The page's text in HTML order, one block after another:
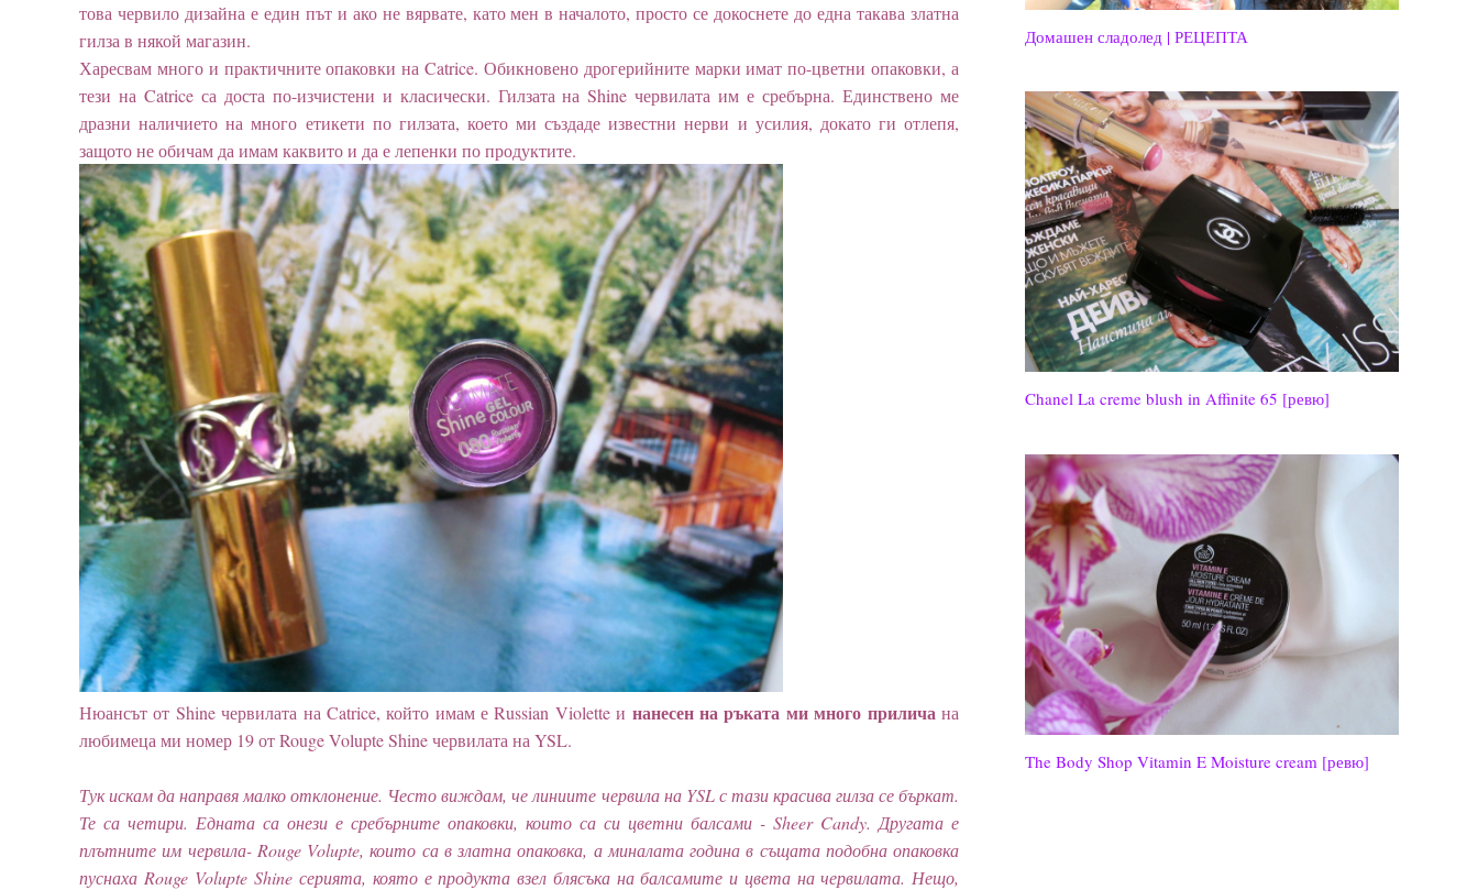
това червило дизайна е един път и ако не вярвате, като мен в началото, просто се докоснете до една такава златна
гилза в някой магазин.
Харесвам много и практичните опаковки на Catrice. Обикновено дрогерийните марки имат по-цветни опаковки, а
тези на Catrice са доста по-изчистени и класически. Гилзата на Shine червилата им е сребърна. Единствено ме
дразни наличието на много етикети по гилзата, което ми създаде известни нерви и усилия, докато ги отлепя,
защото не обичам да имам каквито и да е лепенки по продуктите.
Нюансът от Shine червилата на Catrice, който имам е Russian Violette и нанесен на ръката ми много прилича на
любимеца ми номер 19 от Rouge Volupte Shine червилата на YSL.
Тук искам да направя малко отклонение. Често виждам, че линиите червила на YSL с тази красива гилза се бъркат.
Те са четири. Едната са онези е сребърните опаковки, които са си цветни балсами - Sheer Candy. Другата е
плътните им червила- Rouge Volupte, които са в златна опаковка, а миналата година в същата подобна опаковка
пуснаха Rouge Volupte Shine серията, която е продукта взел блясъка на балсамите и цвета на червилата. Нещо,
Домашен сладолед | РЕЦЕПТА
Chanel La creme blush in Affinite 65 [ревю]
The Body Shop Vitamin E Moisture cream [ревю]